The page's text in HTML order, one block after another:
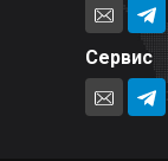
Сервис